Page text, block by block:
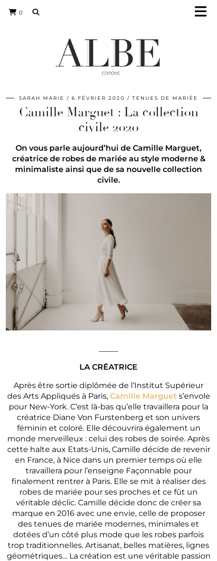
0
SARAH MARIE 6 FÉVRIER 2020 TENUES DE MARIÉE
Camille Marguet : La collection
civile 2020
On vous parle aujourd’hui de Camille Marguet,
créatrice de robes de mariée au style moderne &
minimaliste ainsi que de sa nouvelle collection
civile.
LA CRÉATRICE
Après être sortie diplômée de l’Institut Supérieur
des Arts Appliqués à Paris, Camille Marguet s’envole
pour New-York. C’est là-bas qu’elle travaillera pour la
créatrice Diane Von Furstenberg et son univers
féminin et coloré. Elle découvrira également un
monde merveilleux : celui des robes de soirée. Après
cette halte aux Etats-Unis, Camille décide de revenir
en France, à Nice dans un premier temps où elle
travaillera pour l’enseigne Façonnable pour
finalement rentrer à Paris. Elle se mit à réaliser des
robes de mariée pour ses proches et ce fût un
véritable déclic. Camille décide donc de créer sa
marque en 2016 avec une envie, celle de proposer
des tenues de mariée modernes, minimales et
dotées d’un côté plus mode que les robes parfois
trop traditionnelles. Artisanat, belles matières, lignes
géométriques… La création est une véritable passion